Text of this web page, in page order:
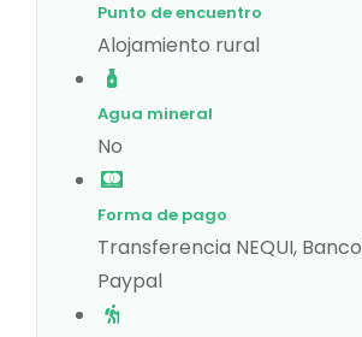
Punto de encuentro
Alojamiento rural
Agua mineral
No
Forma de pago
Transferencia NEQUI,
Paypal